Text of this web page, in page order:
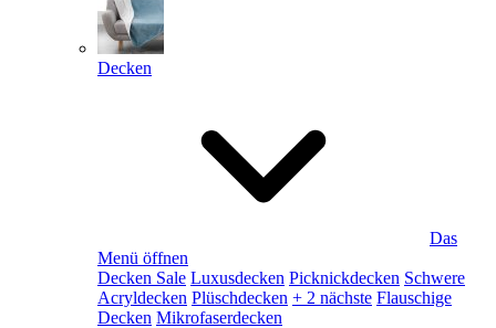
Decken
Das
Menü öffnen
Decken Sale Luxusdecken Picknickdecken Schwere
Acryldecken Plüschdecken + 2 nächste Flauschige
Decken Mikrofaserdecken